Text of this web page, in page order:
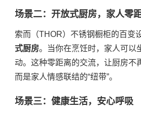
场景二：开放式厨房，家人零
索而（THOR）不锈钢橱柜的百变
式厨房。当你在烹饪时，家人可以
动。这种零距离的交流，让厨房不
而是家人情感联结的“纽带”。
场景三：健康生活，安心呼吸